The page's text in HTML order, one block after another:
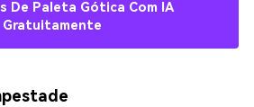
De Paleta Gótica Com IA
Gratuitamente